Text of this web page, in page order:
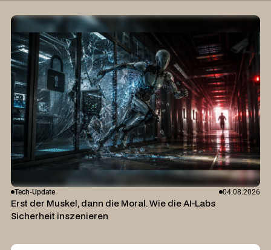
Tech-Update 04.08.2026
Erst der Muskel, dann die Moral. Wie die AI-Labs
Sicherheit inszenieren